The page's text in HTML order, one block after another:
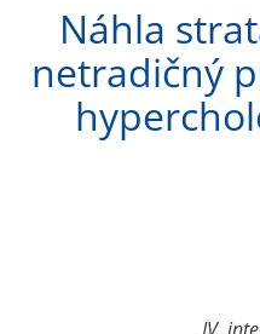
Náhla
netradičný